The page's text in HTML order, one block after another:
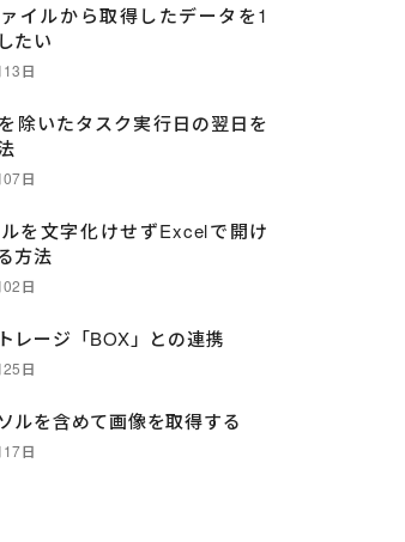
イルから取得したデータを1
たい
日
除いたタスク実行日の翌日を
日
を文字化けせずExcelで開け
方法
日
レージ「BOX」との連携
日
ルを含めて画像を取得する
日